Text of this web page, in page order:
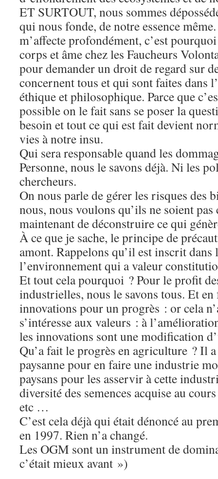
ET SURTOUT, nous sommes
qui nous fonde, de notre essence
m’affecte profondément, c’est
corps et âme chez les Faucheurs
pour demander un droit de regard sur
concernent tous et qui sont faites dans
éthique et philosophique. Parce que
possible on le fait sans se poser la
besoin et tout ce qui est fait devient
vies à notre insu.
Qui sera responsable quand les
Personne, nous le savons déjà. Ni les
chercheurs.
On nous parle de gérer les risques des
nous, nous voulons qu’ils ne soient pas
maintenant de déconstruire ce qui
À ce que je sache, le principe de
amont. Rappelons qu’il est inscrit dans
l’environnement qui a valeur
Et tout cela pourquoi ? Pour le profit
industrielles, nous le savons tous. Et en
innovations pour un progrès : or cela
s’intéresse aux valeurs : à
les innovations sont une modification
Qu’a fait le progrès en agriculture ? Il
paysanne pour en faire une industrie
paysans pour les asservir à cette
diversité des semences acquise au
etc …
C’est cela déjà qui était dénoncé au
en 1997. Rien n’a changé.
Les OGM sont un instrument de
c’était mieux avant »)